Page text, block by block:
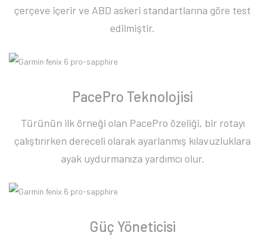
çerçeve içerir ve ABD askeri standartlarına göre test
edilmiştir.
PacePro Teknolojisi
Türünün ilk örneği olan PacePro özeliği, bir rotayı
çalıştırırken dereceli olarak ayarlanmış kılavuzluklara
ayak uydurmanıza yardımcı olur.
Güç Yöneticisi